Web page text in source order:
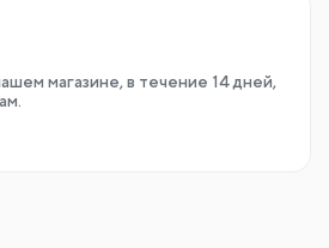
магазине, в течение 14 дней,